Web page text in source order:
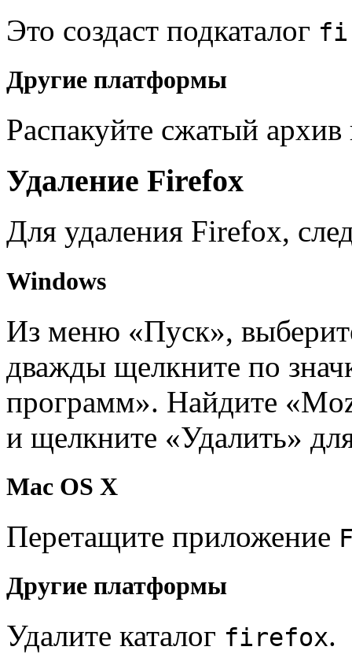
Это создаст подкаталог
Другие платформы
Распакуйте сжатый архив
Удаление Firefox
Для удаления Firefox,
Windows
Из меню «Пуск»,
дважды щелкните по
программ». Найдите
и щелкните «Удалить»
Mac OS X
Перетащите приложение
Другие платформы
Удалите каталог firefox.